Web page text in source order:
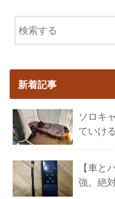
新着記事
ソロキ
ていけ
【車と
強。絶